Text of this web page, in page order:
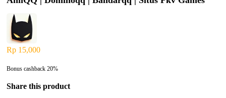
Rp 15,000
Bonus cashback 20%
Share this product